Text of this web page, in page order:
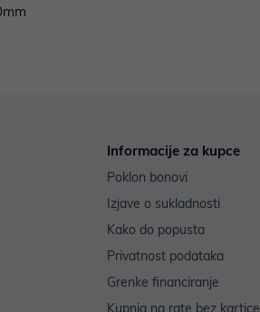
Informacije za kupce
Poklon bonovi
Izjave o sukladnosti
Kako do popusta
Privatnost podataka
Grenke financiranje
Kupnja na rate bez kartice